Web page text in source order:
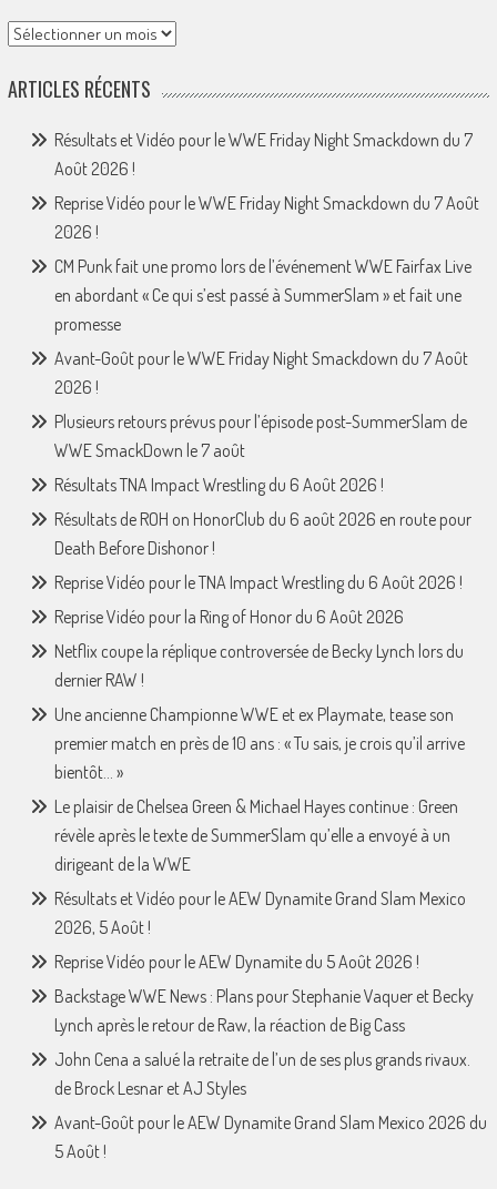
Archives
ARTICLES RÉCENTS
Résultats et Vidéo pour le WWE Friday Night Smackdown du 7
Août 2026 !
Reprise Vidéo pour le WWE Friday Night Smackdown du 7 Août
2026 !
CM Punk fait une promo lors de l’événement WWE Fairfax Live
en abordant « Ce qui s’est passé à SummerSlam » et fait une
promesse
Avant-Goût pour le WWE Friday Night Smackdown du 7 Août
2026 !
Plusieurs retours prévus pour l’épisode post-SummerSlam de
WWE SmackDown le 7 août
Résultats TNA Impact Wrestling du 6 Août 2026 !
Résultats de ROH on HonorClub du 6 août 2026 en route pour
Death Before Dishonor !
Reprise Vidéo pour le TNA Impact Wrestling du 6 Août 2026 !
Reprise Vidéo pour la Ring of Honor du 6 Août 2026
Netflix coupe la réplique controversée de Becky Lynch lors du
dernier RAW !
Une ancienne Championne WWE et ex Playmate, tease son
premier match en près de 10 ans : « Tu sais, je crois qu’il arrive
bientôt… »
Le plaisir de Chelsea Green & Michael Hayes continue : Green
révèle après le texte de SummerSlam qu’elle a envoyé à un
dirigeant de la WWE
Résultats et Vidéo pour le AEW Dynamite Grand Slam Mexico
2026, 5 Août !
Reprise Vidéo pour le AEW Dynamite du 5 Août 2026 !
Backstage WWE News : Plans pour Stephanie Vaquer et Becky
Lynch après le retour de Raw, la réaction de Big Cass
John Cena a salué la retraite de l’un de ses plus grands rivaux.
de Brock Lesnar et AJ Styles
Avant-Goût pour le AEW Dynamite Grand Slam Mexico 2026 du
5 Août !